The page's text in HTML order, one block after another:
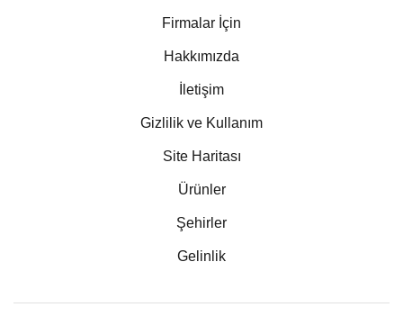
Firmalar İçin
Hakkımızda
İletişim
Gizlilik ve Kullanım
Site Haritası
Ürünler
Şehirler
Gelinlik